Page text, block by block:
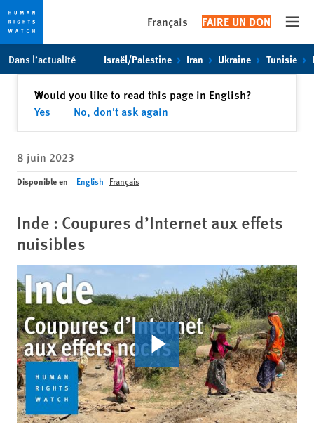
toto
content
Français FAIRE UN DON
Dans l’actualité Israël/Palestine Iran Ukraine Tunisie
Would you like to read this page in English?
Yes
No, don't ask again
✕Fermer
8 juin 2023
Disponible en English Français
Inde : Coupures d’Internet aux effets
nuisibles